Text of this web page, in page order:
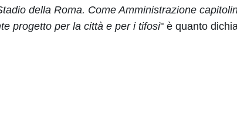
della Roma. Come Amministrazione
progetto per la città e per i tifosi" è quanto